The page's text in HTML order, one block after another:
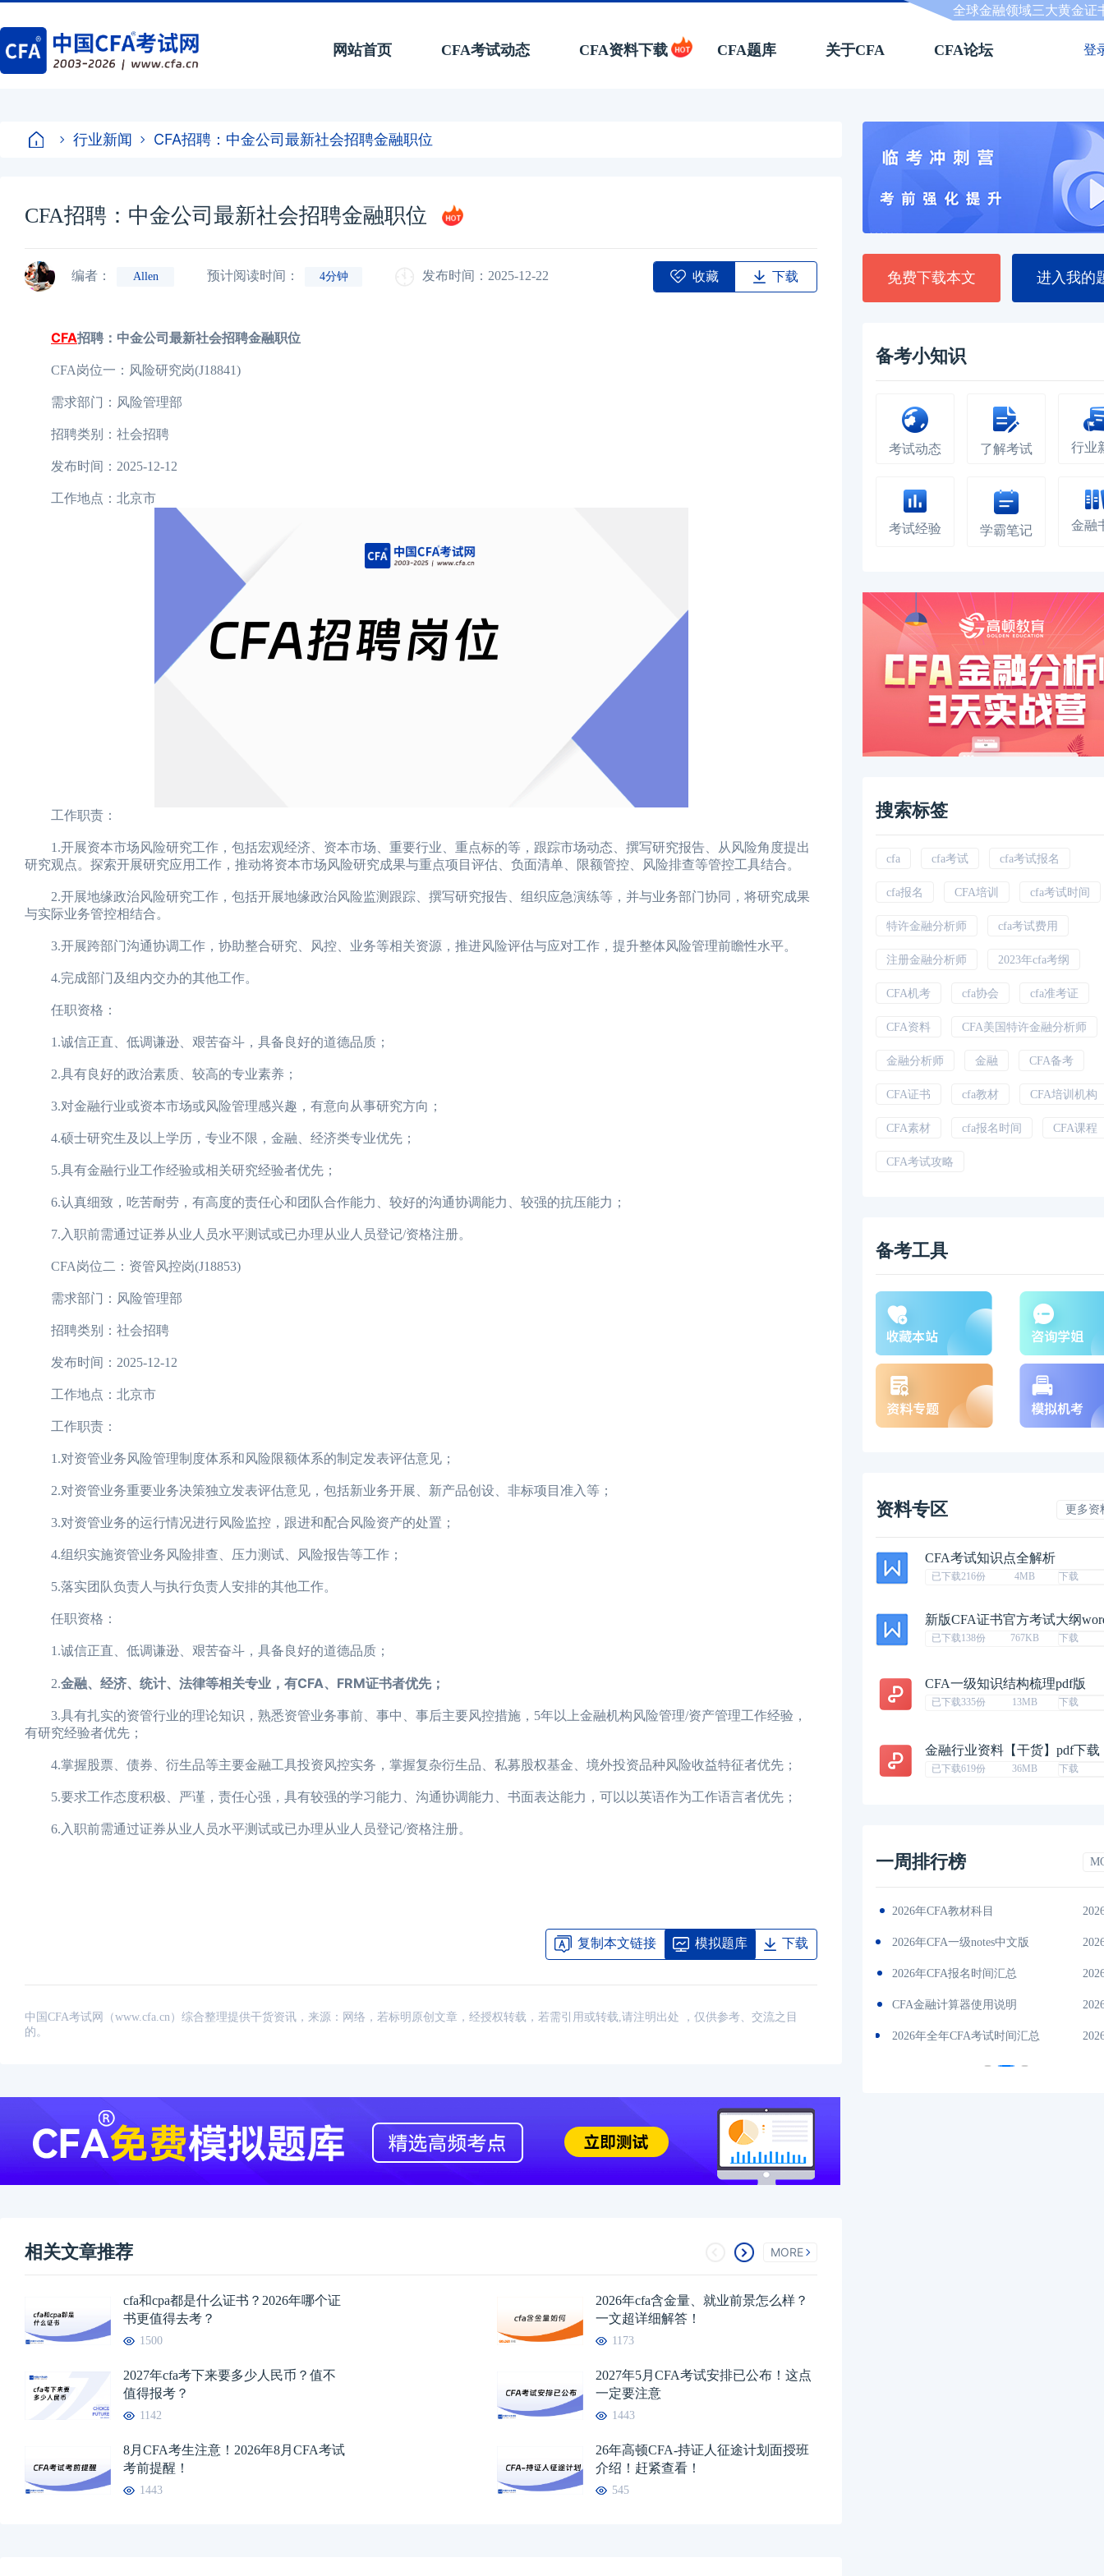
全球金融领域三大黄金证
网站首页 CFA考试动态 CFA资料下载 CFA题库 关于CFA CFA论坛 登
行业新闻 CFA招聘：中金公司最新社会招聘金融职位
CFA招聘：中金公司最新社会招聘金融职位
编者： Allen 预计阅读时间： 4分钟 发布时间：2025-12-22 收藏 下载
CFA招聘：中金公司最新社会招聘金融职位
CFA岗位一：风险研究岗(J18841)
需求部门：风险管理部
招聘类别：社会招聘
发布时间：2025-12-12
工作地点：北京市
工作职责：
1.开展资本市场风险研究工作，包括宏观经济、资本市场、重要行业、重点标的等，跟踪市场动态、撰写研究报告、从风险角度提出
研究观点。探索开展研究应用工作，推动将资本市场风险研究成果与重点项目评估、负面清单、限额管控、风险排查等管控工具结合。
2.开展地缘政治风险研究工作，包括开展地缘政治风险监测跟踪、撰写研究报告、组织应急演练等，并与业务部门协同，将研究成果
与实际业务管控相结合。
3.开展跨部门沟通协调工作，协助整合研究、风控、业务等相关资源，推进风险评估与应对工作，提升整体风险管理前瞻性水平。
4.完成部门及组内交办的其他工作。
任职资格：
1.诚信正直、低调谦逊、艰苦奋斗，具备良好的道德品质；
2.具有良好的政治素质、较高的专业素养；
3.对金融行业或资本市场或风险管理感兴趣，有意向从事研究方向；
4.硕士研究生及以上学历，专业不限，金融、经济类专业优先；
5.具有金融行业工作经验或相关研究经验者优先；
6.认真细致，吃苦耐劳，有高度的责任心和团队合作能力、较好的沟通协调能力、较强的抗压能力；
7.入职前需通过证券从业人员水平测试或已办理从业人员登记/资格注册。
CFA岗位二：资管风控岗(J18853)
需求部门：风险管理部
招聘类别：社会招聘
发布时间：2025-12-12
工作地点：北京市
工作职责：
1.对资管业务风险管理制度体系和风险限额体系的制定发表评估意见；
2.对资管业务重要业务决策独立发表评估意见，包括新业务开展、新产品创设、非标项目准入等；
3.对资管业务的运行情况进行风险监控，跟进和配合风险资产的处置；
4.组织实施资管业务风险排查、压力测试、风险报告等工作；
5.落实团队负责人与执行负责人安排的其他工作。
任职资格：
1.诚信正直、低调谦逊、艰苦奋斗，具备良好的道德品质；
2.金融、经济、统计、法律等相关专业，有CFA、FRM证书者优先；
3.具有扎实的资管行业的理论知识，熟悉资管业务事前、事中、事后主要风控措施，5年以上金融机构风险管理/资产管理工作经验，
有研究经验者优先；
4.掌握股票、债券、衍生品等主要金融工具投资风控实务，掌握复杂衍生品、私募股权基金、境外投资品种风险收益特征者优先；
5.要求工作态度积极、严谨，责任心强，具有较强的学习能力、沟通协调能力、书面表达能力，可以以英语作为工作语言者优先；
6.入职前需通过证券从业人员水平测试或已办理从业人员登记/资格注册。
复制本文链接 模拟题库 下载
中国CFA考试网（www.cfa.cn）综合整理提供干货资讯，来源：网络，若标明原创文章，经授权转载，若需引用或转载,请注明出处 ，仅供参考、交流之目
的。
相关文章推荐 MORE
cfa和cpa都是什么证书？2026年哪个证
书更值得去考？
1500
2026年cfa含金量、就业前景怎么样？
一文超详细解答！
1173
2027年cfa考下来要多少人民币？值不
值得报考？
1142
2027年5月CFA考试安排已公布！这点
一定要注意
1443
8月CFA考生注意！2026年8月CFA考试
考前提醒！
1443
26年高顿CFA-持证人征途计划面授班
介绍！赶紧查看！
545
免费下载本文 进入我的
备考小知识
考试动态 了解考试 行业
考试经验 学霸笔记 金融
搜索标签
cfa cfa考试 cfa考试报名
cfa报名 CFA培训 cfa考试时间
特许金融分析师 cfa考试费用
注册金融分析师 2023年cfa考纲
CFA机考 cfa协会 cfa准考证
CFA资料 CFA美国特许金融分析师
金融分析师 金融 CFA备考
CFA证书 cfa教材 CFA培训机构
CFA素材 cfa报名时间 CFA课程
CFA考试攻略
备考工具
资料专区 更多资
CFA考试知识点全解析
已下载216份 4MB 下载
新版CFA证书官方考试大纲
已下载138份 767KB 下载
CFA一级知识结构梳理pdf版
已下载335份 13MB 下载
金融行业资料【干货】pdf下载
已下载619份 36MB 下载
一周排行榜
2026-01-17 2026年CFA一级notes中文版
（CFA）协会介绍 2026-01-
cfa考试报名条件
CFA一级考试内容
2026CFA考试费用一览表
2026年cfa报名官网入口